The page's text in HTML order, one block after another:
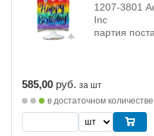
1207-3801
Inc
партия
585,00 руб. за шт
в достаточном количестве